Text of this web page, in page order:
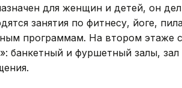
для женщин и детей, он
занятия по фитнесу, йоге,
программам. На втором этаже
банкетный и фуршетный залы,